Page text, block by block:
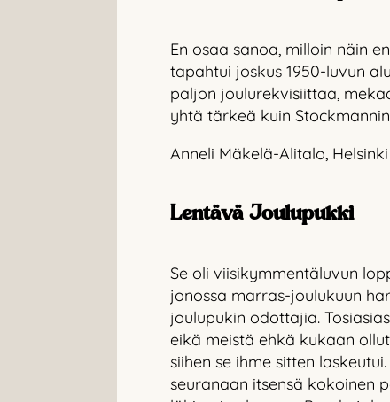
En osaa sanoa, milloin näin
tapahtui joskus 1950-luvun
paljon joulurekvisiittaa,
yhtä tärkeä kuin
Anneli Mäkelä-Alitalo, Helsinki
Lentävä Joulupukki
Se oli viisikymmentäluvun
jonossa marras-joulukuun
joulupukin odottajia.
eikä meistä ehkä kukaan
siihen se ihme sitten
seuranaan itsensä kokoinen